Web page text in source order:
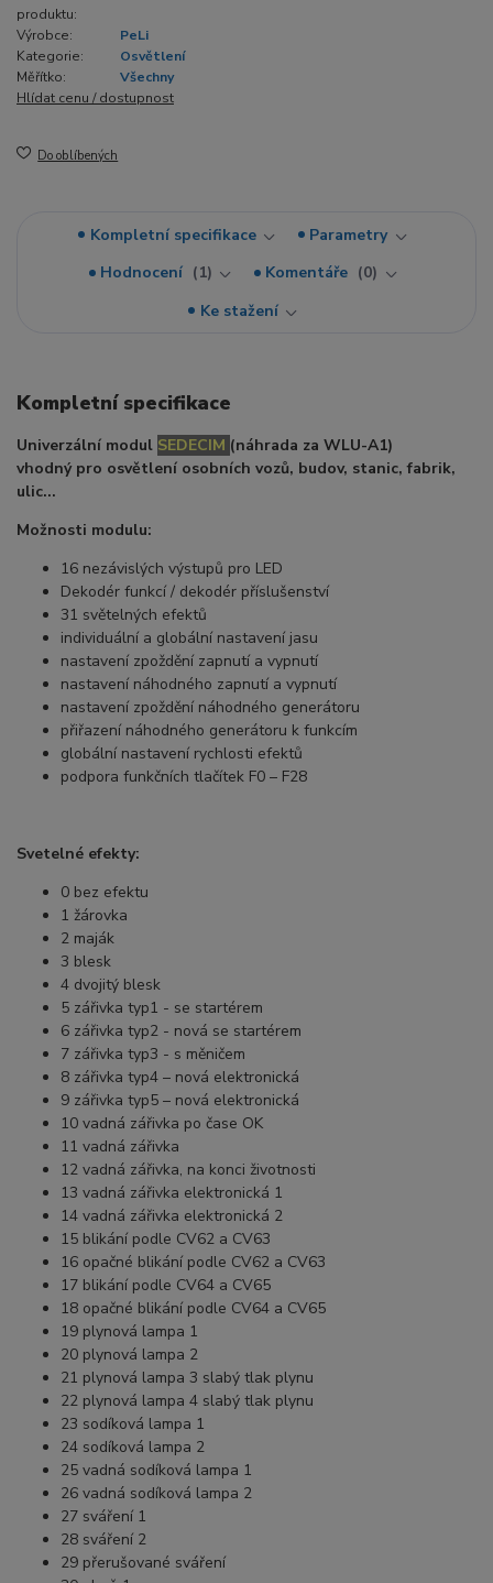
produktu:
Výrobce:
PeLi
Kategorie:
Osvětlení
Měřítko:
Všechny
Hlídat cenu / dostupnost
Do oblíbených
Kompletní specifikace
Parametry
Hodnocení
1 Komentáře
0
Ke stažení
Kompletní specifikace
Univerzální modul SEDECIM (náhrada za WLU-A1)
vhodný pro osvětlení osobních vozů, budov, stanic, fabrik,
ulic...
Možnosti modulu:
16 nezávislých výstupů pro LED
Dekodér funkcí / dekodér příslušenství
31 světelných efektů
individuální a globální nastavení jasu
nastavení zpoždění zapnutí a vypnutí
nastavení náhodného zapnutí a vypnutí
nastavení zpoždění náhodného generátoru
přiřazení náhodného generátoru k funkcím
globální nastavení rychlosti efektů
podpora funkčních tlačítek F0 – F28
Svetelné efekty:
0 bez efektu
1 žárovka
2 maják
3 blesk
4 dvojitý blesk
5 zářivka typ1 - se startérem
6 zářivka typ2 - nová se startérem
7 zářivka typ3 - s měničem
8 zářivka typ4 – nová elektronická
9 zářivka typ5 – nová elektronická
10 vadná zářivka po čase OK
11 vadná zářivka
12 vadná zářivka, na konci životnosti
13 vadná zářivka elektronická 1
14 vadná zářivka elektronická 2
15 blikání podle CV62 a CV63
16 opačné blikání podle CV62 a CV63
17 blikání podle CV64 a CV65
18 opačné blikání podle CV64 a CV65
19 plynová lampa 1
20 plynová lampa 2
21 plynová lampa 3 slabý tlak plynu
22 plynová lampa 4 slabý tlak plynu
23 sodíková lampa 1
24 sodíková lampa 2
25 vadná sodíková lampa 1
26 vadná sodíková lampa 2
27 sváření 1
28 sváření 2
29 přerušované sváření